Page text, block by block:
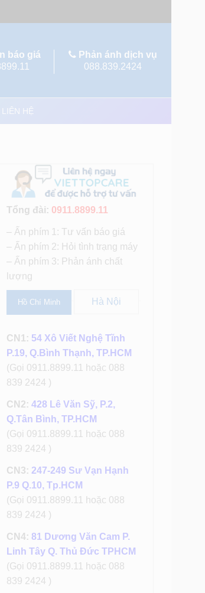
báo giá
Phản ánh dịch vụ
088.839.2424
LIÊN HỆ
Tổng đài: 0911.8899.11
– Ấn phím 1: Tư vấn báo giá
– Ấn phím 2: Hỏi tình trạng máy
– Ấn phím 3: Phản ánh chất
lượng
Hồ Chí Minh Hà Nội
CN1: 54 Xô Viết Nghệ Tĩnh
P.19, Q.Bình Thạnh, TP.HCM
(Gọi 0911.8899.11 hoặc 088
839 2424 )
CN2: 428 Lê Văn Sỹ, P.2,
Q.Tân Bình, TP.HCM
(Gọi 0911.8899.11 hoặc 088
839 2424 )
CN3: 247-249 Sư Vạn Hạnh
P.9 Q.10, Tp.HCM
(Gọi 0911.8899.11 hoặc 088
839 2424 )
CN4: 81 Dương Văn Cam P.
Linh Tây Q. Thủ Đức TPHCM
(Gọi 0911.8899.11 hoặc 088
839 2424 )